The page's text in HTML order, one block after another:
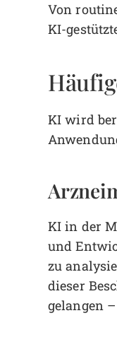
Von
KI-
KI wird
KI in der
und
zu
dieser
gelangen